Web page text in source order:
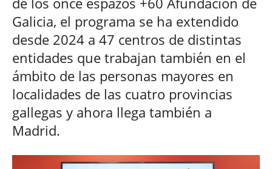
Galicia, el programa se ha extendido
desde 2024 a 47 centros de distintas
entidades que trabajan también en el
ámbito de las personas mayores en
localidades de las cuatro provincias
gallegas y ahora llega también a
Madrid.